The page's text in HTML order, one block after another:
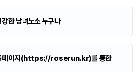
강한 남녀노소 누구나
페이지(https://roserun.kr)를 통한